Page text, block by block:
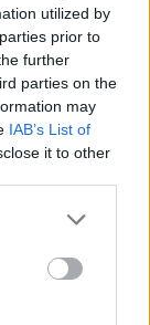
utilized by
prior to
further
parties on the
may
IAB’s List of
it to other